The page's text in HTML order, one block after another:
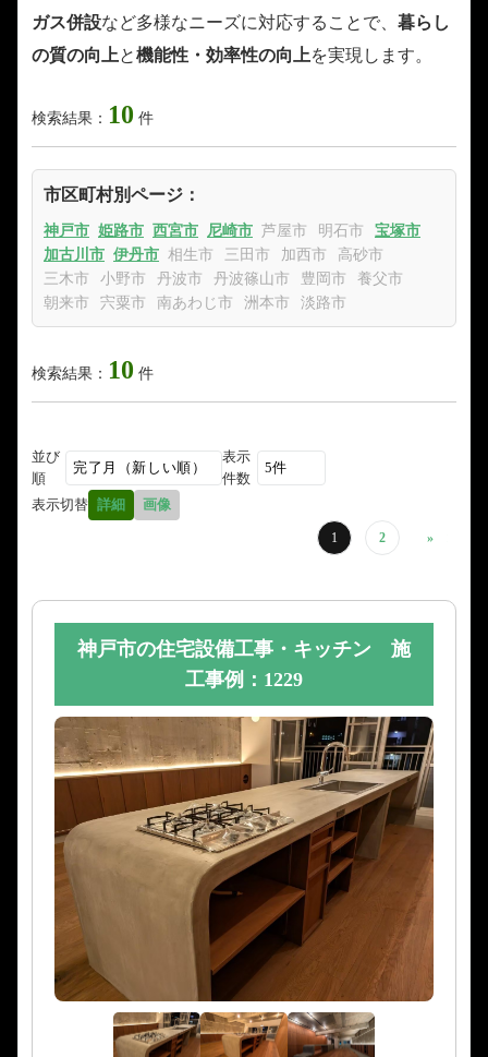
ガス併設など多様なニーズに対応することで、 暮らし
の質の向上と機能性・効率性の向上を実現します。
検索結果： 10 件
市区町村別ページ：
神戸市 姫路市 西宮市 尼崎市 芦屋市 明石市
宝塚市
加古川市 伊丹市 相生市 三田市 加西市
高砂市
三木市
小野市 丹波市 丹波篠山市 豊岡市
養父市
朝来市
宍粟市 南あわじ市 洲本市 淡路市
検索結果： 10 件
並び
順
表示
件数
表示切替 詳細 画像
1 2 »
神戸市の住宅設備工事・キッチン 施
工事例：1229